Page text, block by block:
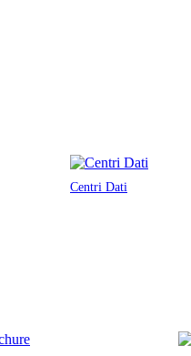
Centri Dati